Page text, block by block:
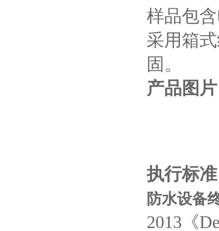
样品包
采用箱
固。
产品图片
执行标准
防水设备
2013《